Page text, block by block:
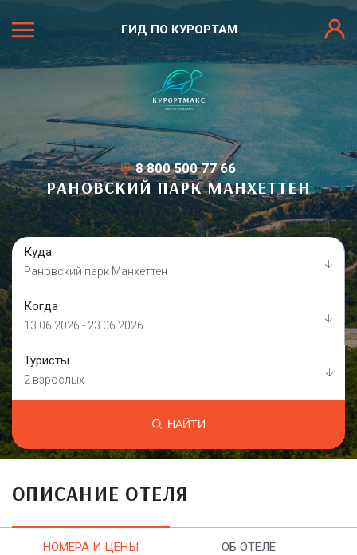
ГИД ПО КУРОРТАМ
8 800 500 77 66
РАНОВСКИЙ ПАРК МАНХЕТТЕН
Куда
Рановский парк Манхеттен
Когда
13.06.2026 - 23.06.2026
Туристы
2 взрослых
НАЙТИ
ОПИСАНИЕ ОТЕЛЯ
НОМЕРА И ЦЕНЫ ОБ ОТЕЛЕ